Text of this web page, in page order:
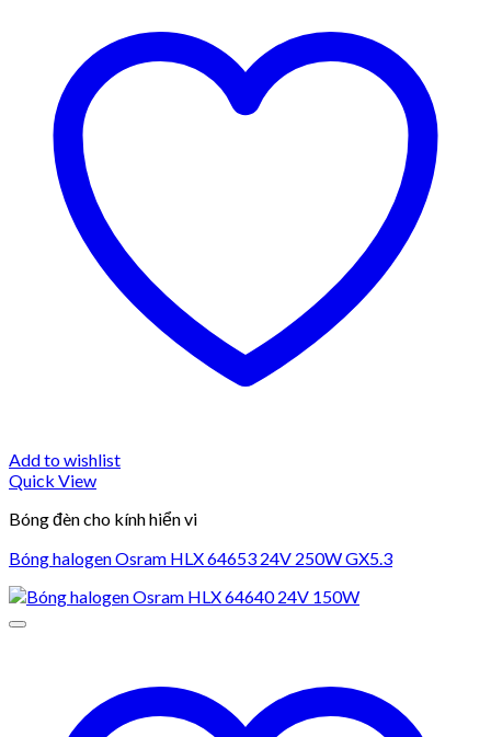
Add to wishlist
Quick View
Bóng đèn cho kính hiển vi
Bóng halogen Osram HLX 64653 24V 250W GX5.3